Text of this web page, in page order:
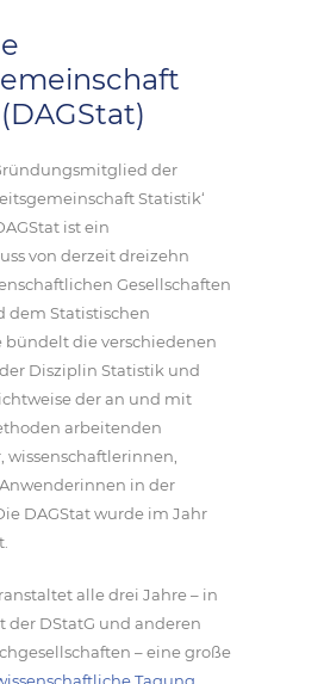
der
Statistik‘
ist ein
von derzeit dreizehn
Gesellschaften
dem Statistischen
bündelt die verschiedenen
Disziplin Statistik und
der an und mit
arbeitenden
wissenschaftlerinnen,
in der
DAGStat wurde im Jahr
alle drei Jahre – in
der DStatG und anderen
– eine große
Tagung